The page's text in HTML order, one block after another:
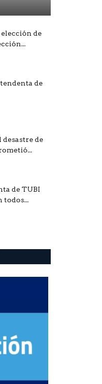
elección de
de
de
de TUBI
todos...